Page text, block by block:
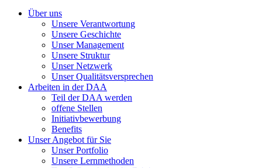
Über uns
Unsere Verantwortung
Unsere Geschichte
Unser Management
Unsere Struktur
Unser Netzwerk
Unser Qualitätsversprechen
Arbeiten in der DAA
Teil der DAA werden
offene Stellen
Initiativbewerbung
Benefits
Unser Angebot für Sie
Unser Portfolio
Unsere Lernmethoden